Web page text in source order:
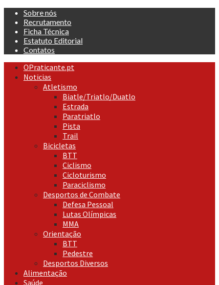
Skip
content
Sobre nós
Recrutamento
Ficha Técnica
Estatuto Editorial
Contatos
Primary
Menu
OPraticante.pt
Noticias
Atletismo
Biatle/Triatlo/Duatlo
Estrada
Paratriatlo
Pista
Trail
Bicicletas
BTT
Ciclismo
Cicloturismo
Paraciclismo
Desportos de Combate
Defesa Pessoal
Lutas Olímpicas
MMA
Orientação
BTT
Pedestre
Desportos Diversos
Alimentação
Saúde